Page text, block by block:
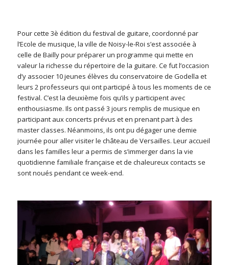
Pour cette 3è édition du festival de guitare, coordonné par
l’Ecole de musique, la ville de Noisy-le-Roi s’est associée à
celle de Bailly pour préparer un programme qui mette en
valeur la richesse du répertoire de la guitare. Ce fut l’occasion
d’y associer 10 jeunes élèves du conservatoire de Godella et
leurs 2 professeurs qui ont participé à tous les moments de ce
festival. C’est la deuxième fois qu’ils y participent avec
enthousiasme. Ils ont passé 3 jours remplis de musique en
participant aux concerts prévus et en prenant part à des
master classes. Néanmoins, ils ont pu dégager une demie
journée pour aller visiter le château de Versailles. Leur accueil
dans les familles leur a permis de s’immerger dans la vie
quotidienne familiale française et de chaleureux contacts se
sont noués pendant ce week-end.